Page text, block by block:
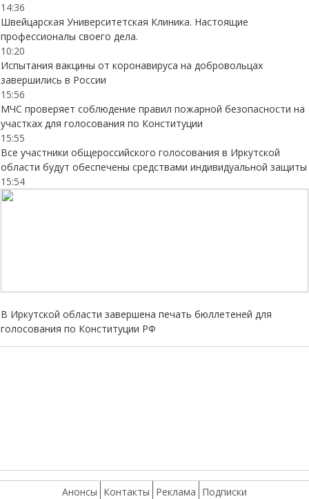
14:36
Швейцарская Университетская Клиника. Настоящие
профессионалы своего дела.
10:20
Испытания вакцины от коронавируса на добровольцах
завершились в России
15:56
МЧС проверяет соблюдение правил пожарной безопасности на
участках для голосования по Конституции
15:55
Все участники общероссийского голосования в Иркутской
области будут обеспечены средствами индивидуальной защиты
15:54
В Иркутской области завершена печать бюллетеней для
голосования по Конституции РФ
Анонсы Контакты Реклама Подписки